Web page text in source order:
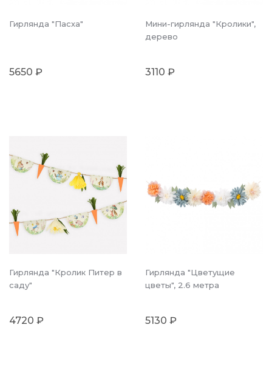
Гирлянда "Пасха"
5650 ₽
Мини-гирлянда "Кролики",
дерево
3110 ₽
Гирлянда "Кролик Питер в
саду"
4720 ₽
Гирлянда "Цветущие
цветы", 2.6 метра
5130 ₽